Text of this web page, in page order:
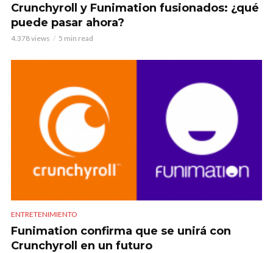
Crunchyroll y Funimation fusionados: ¿qué
puede pasar ahora?
4.378 views 5 min read
ENTRETENIMIENTO
Funimation confirma que se unirá con
Crunchyroll en un futuro